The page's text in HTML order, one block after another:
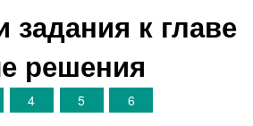
к главе
решения
4 5 6